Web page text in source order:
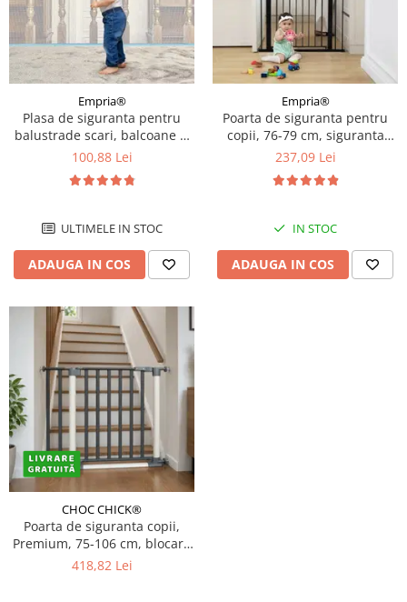
Empria®
Plasa de siguranta pentru
balustrade scari, balcoane si
terase, 300 x 78 cm, alb
100,88 Lei
ULTIMELE IN STOC
ADAUGA IN COS
Empria®
Poarta de siguranta pentru
copii, 76-79 cm, siguranta
tripla M1
237,09 Lei
IN STOC
ADAUGA IN COS
CHOC CHICK®
Poarta de siguranta copii,
Premium, 75-106 cm, blocare
acces camera si scari, cu 2
418,82 Lei